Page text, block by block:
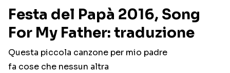
Festa del Papà 2016, Song
For My Father: traduzione
Questa piccola canzone per mio padre
fa cose che nessun altra